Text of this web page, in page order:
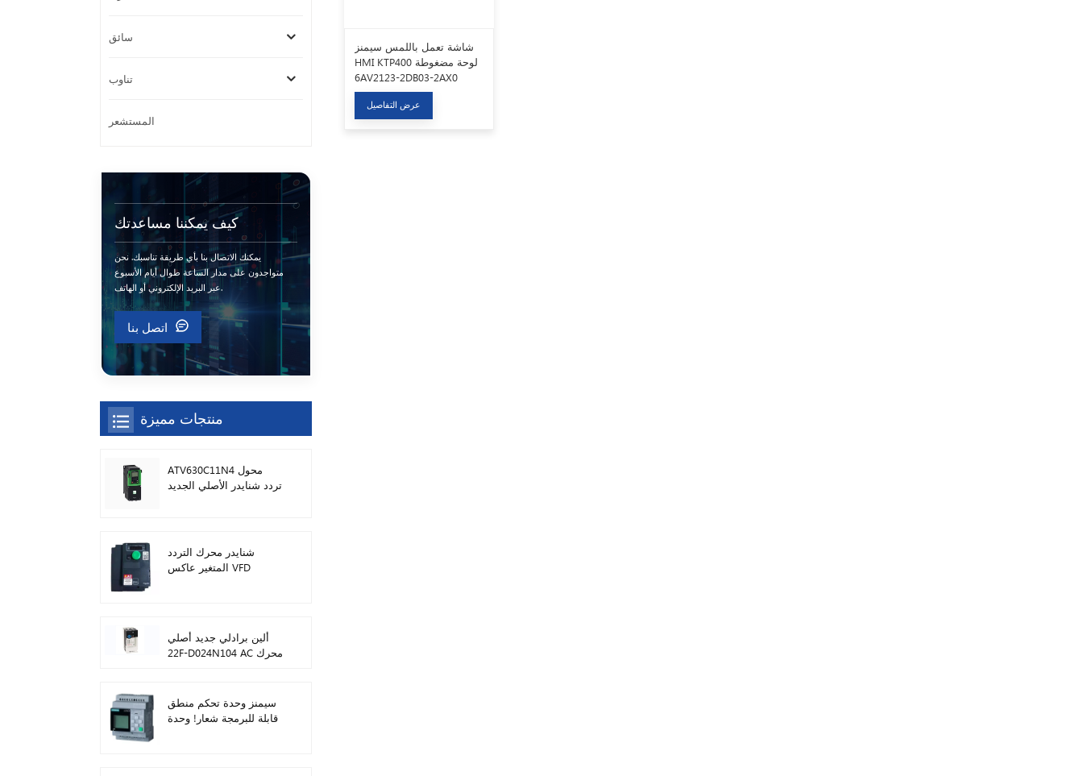
شاشة تعمل باللمس سيمنز
HMI KTP400 لوحة مضغوطة
6AV2123-2DB03-2AX0
عرض التفاصيل
سائق
تناوب
المستشعر
كيف يمكننا مساعدتك
يمكنك الاتصال بنا بأي طريقة تناسبك. نحن
متواجدون على مدار الساعة طوال أيام الأسبوع
عبر البريد الإلكتروني أو الهاتف.
اتصل بنا
منتجات مميزة
ATV630C11N4 محول
تردد شنايدر الأصلي الجديد
شنايدر محرك التردد
المتغير عاكس VFD
ألين برادلي جديد أصلي
22F-D024N104 AC محرك
سيمنز وحدة تحكم منطق
قابلة للبرمجة شعار! وحدة